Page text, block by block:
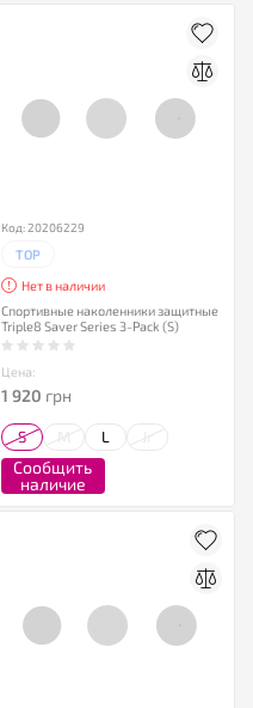
Код: 20206229
TOP
Нет в наличии
Спортивные наколенники защитные
Triple8 Saver Series 3-Pack (S)
Цена:
1 920 грн
S L
Сообщить
наличие